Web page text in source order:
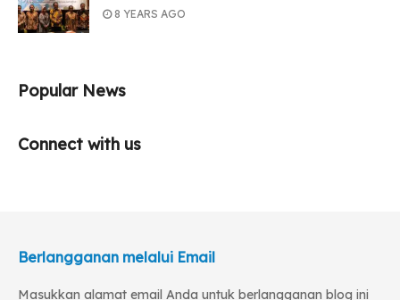
8 YEARS AGO
Popular News
Connect with us
Berlangganan melalui Email
Masukkan alamat email Anda untuk berlangganan blog ini